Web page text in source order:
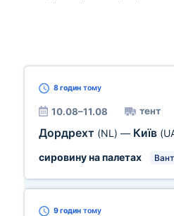
8 годин тому
10.08–11.08 тент
Дордрехт (NL) — Київ
сировину на палетах
9 годин тому